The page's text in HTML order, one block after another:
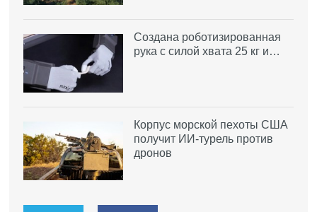
Создана роботизированная
рука с силой хвата 25 кг и…
Корпус морской пехоты США
получит ИИ-турель против
дронов